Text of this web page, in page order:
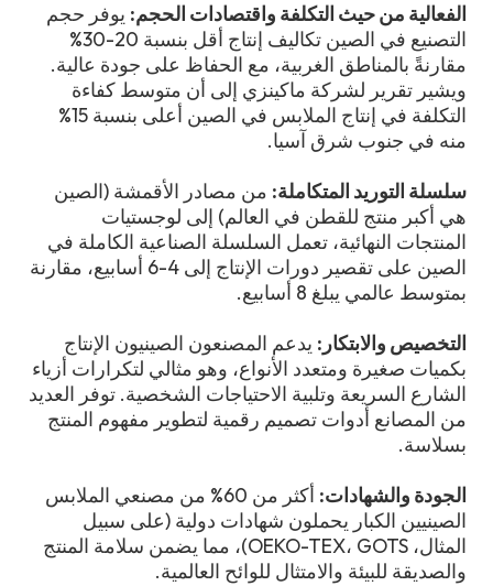
الفعالية من حيث التكلفة واقتصادات الحجم: يوفر حجم
التصنيع في الصين تكاليف إنتاج أقل بنسبة 20-30%
مقارنةً بالمناطق الغربية، مع الحفاظ على جودة عالية.
ويشير تقرير لشركة ماكينزي إلى أن متوسط كفاءة
التكلفة في إنتاج الملابس في الصين أعلى بنسبة 15%
منه في جنوب شرق آسيا.
سلسلة التوريد المتكاملة: من مصادر الأقمشة (الصين
هي أكبر منتج للقطن في العالم) إلى لوجستيات
المنتجات النهائية، تعمل السلسلة الصناعية الكاملة في
الصين على تقصير دورات الإنتاج إلى 4-6 أسابيع، مقارنة
بمتوسط عالمي يبلغ 8 أسابيع.
التخصيص والابتكار: يدعم المصنعون الصينيون الإنتاج
بكميات صغيرة ومتعدد الأنواع، وهو مثالي لتكرارات أزياء
الشارع السريعة وتلبية الاحتياجات الشخصية. توفر العديد
من المصانع أدوات تصميم رقمية لتطوير مفهوم المنتج
بسلاسة.
الجودة والشهادات:
أكثر من 60% من مصنعي الملابس
الصينيين الكبار يحملون شهادات دولية (على سبيل
المثال، OEKO-TEX، GOTS)، مما يضمن سلامة المنتج
والصديقة للبيئة والامتثال للوائح العالمية.